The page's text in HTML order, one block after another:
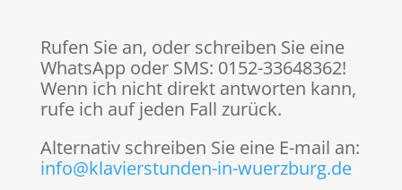
Rufen Sie an, oder schreiben Sie eine
WhatsApp oder SMS: 0152-33648362‬!
Wenn ich nicht direkt antworten kann,
rufe ich auf jeden Fall zurück.
Alternativ schreiben Sie eine E-mail an:
info@klavierstunden-in-wuerzburg.de